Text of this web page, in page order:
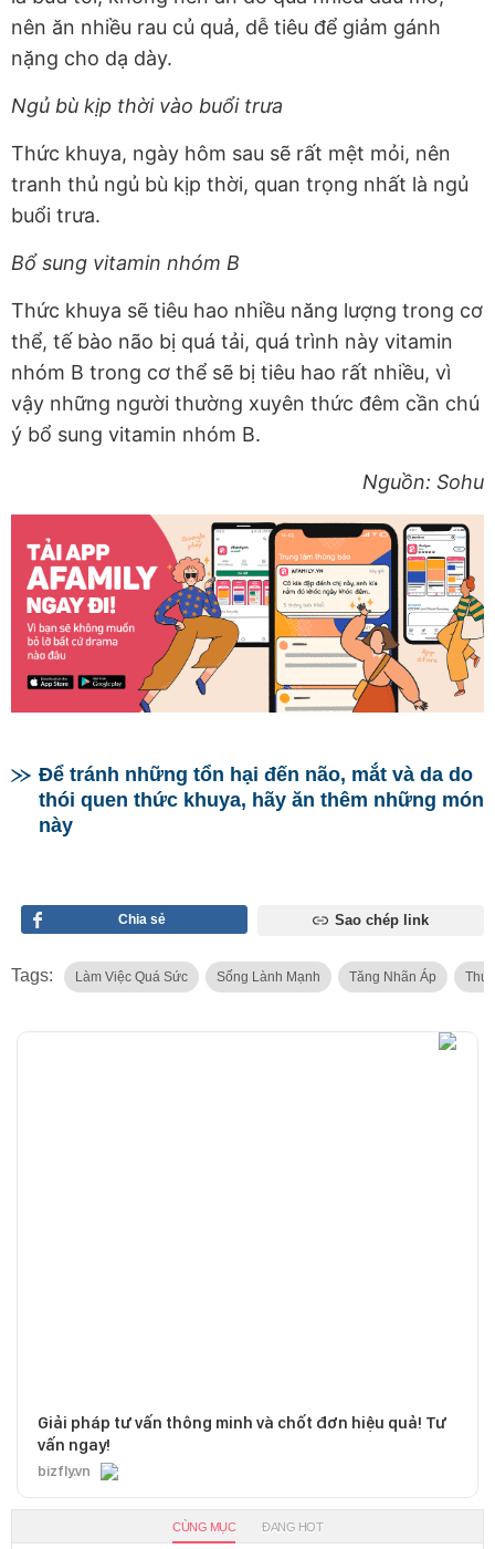
nên ăn nhiều rau củ quả, dễ tiêu để giảm gánh
nặng cho dạ dày.
Ngủ bù kịp thời vào buổi trưa
Thức khuya, ngày hôm sau sẽ rất mệt mỏi, nên
tranh thủ ngủ bù kịp thời, quan trọng nhất là ngủ
buổi trưa.
Bổ sung vitamin nhóm B
Thức khuya sẽ tiêu hao nhiều năng lượng trong cơ
thể, tế bào não bị quá tải, quá trình này vitamin
nhóm B trong cơ thể sẽ bị tiêu hao rất nhiều, vì
vậy những người thường xuyên thức đêm cần chú
ý bổ sung vitamin nhóm B.
Nguồn: Sohu
Để tránh những tổn hại đến não, mắt và da do
thói quen thức khuya, hãy ăn thêm những món
này
Chia sẻ Sao chép link
Tags: Làm Việc Quá Sức Sống Lành Mạnh Tăng Nhãn Áp
Giải pháp tư vấn thông minh và chốt đơn hiệu quả! Tư
vấn ngay!
bizfly.vn
CÙNG MỤC ĐANG HOT